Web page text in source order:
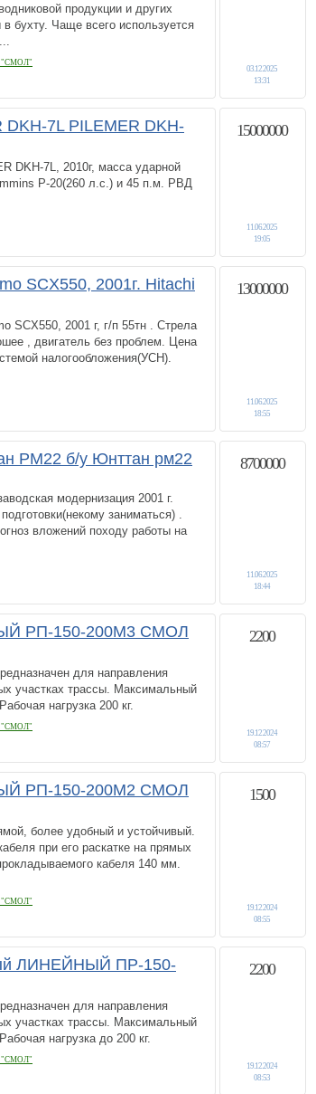
продукции и других
бухту. Чаще всего используется
03.12.2025
13:31
DKH-7L PILEMER DKH-
DKH-7L, 2010г, масса ударной
Р-20(260 л.с.) и 45 п.м. РВД
15000000
11.06.2025
19:05
SCX550, 2001г. Hitachi
SCX550, 2001 г, г/п 55тн . Стрела
, двигатель без проблем. Цена
налогообложения(УСН).
13000000
11.06.2025
18:55
РМ22 б/у Юнттан рм22
модернизация 2001 г.
заниматься) .
вложений походу работы на
8700000
11.06.2025
18:44
РП-150-200М3 СМОЛ
для направления
участках трассы. Максимальный
нагрузка 200 кг.
2200
19.12.2024
08:57
РП-150-200М2 СМОЛ
более удобный и устойчивый.
при его раскатке на прямых
кабеля 140 мм.
1500
19.12.2024
08:55
ЛИНЕЙНЫЙ ПР-150-
для направления
участках трассы. Максимальный
нагрузка до 200 кг.
2200
19.12.2024
08:53